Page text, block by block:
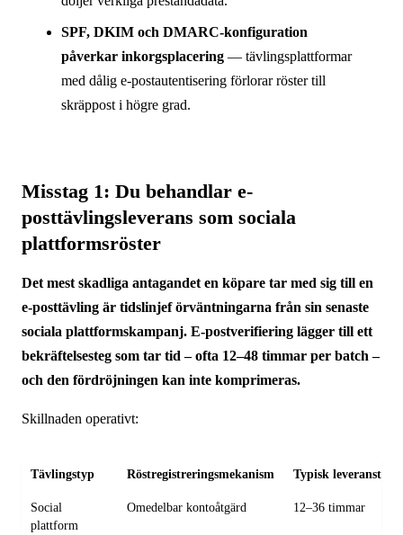
SPF, DKIM och DMARC-konfiguration
påverkar inkorgsplacering — tävlingsplattformar
med dålig e-postautentisering förlorar röster till
skräppost i högre grad.
Misstag 1: Du behandlar e-
posttävlingsleverans som sociala
plattformsröster
Det mest skadliga antagandet en köpare tar med sig till en
e-posttävling är tidslinjef örväntningarna från sin senaste
sociala plattformskampanj. E-postverifiering lägger till ett
bekräftelsesteg som tar tid – ofta 12–48 timmar per batch –
och den fördröjningen kan inte komprimeras.
Skillnaden operativt:
Tävlingstyp Röstregistreringsmekanism Typisk leveranstid
Social
plattform
Omedelbar kontoåtgärd 12–36 timmar